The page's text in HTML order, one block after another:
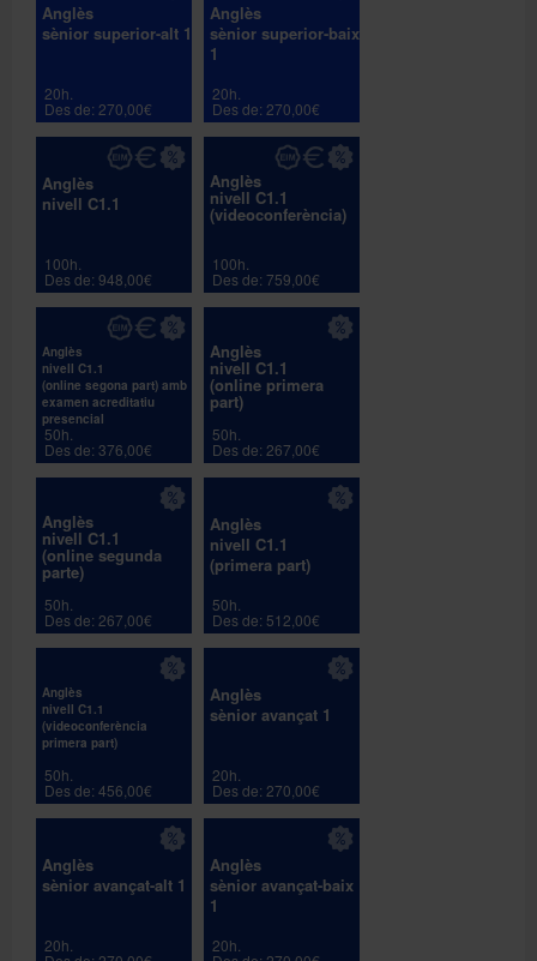
Anglès
sènior superior-alt 1
20h.
Des de: 270,00€
Anglès
sènior superior-baix
1
20h.
Des de: 270,00€
Anglès
nivell C1.1
100h.
Des de: 948,00€
Anglès
nivell C1.1
(videoconferència)
100h.
Des de: 759,00€
Anglès
nivell C1.1
(online segona part) amb
examen acreditatiu
presencial
50h.
Des de: 376,00€
Anglès
nivell C1.1
(online primera
part)
50h.
Des de: 267,00€
Anglès
nivell C1.1
(online segunda
parte)
50h.
Des de: 267,00€
Anglès
nivell C1.1
(primera part)
50h.
Des de: 512,00€
Anglès
nivell C1.1
(videoconferència
primera part)
50h.
Des de: 456,00€
Anglès
sènior avançat 1
20h.
Des de: 270,00€
Anglès
sènior avançat-alt 1
20h.
Anglès
sènior avançat-baix
1
20h.